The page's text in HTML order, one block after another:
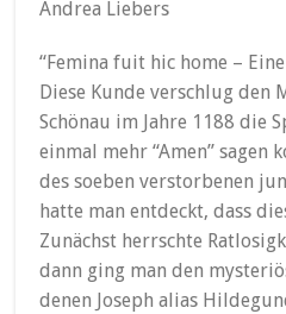
Andrea Liebers
“Femina fuit hic home –
Diese Kunde verschlug den
Schönau im Jahre 1188 die
einmal mehr “Amen” sagen
des soeben verstorbenen
hatte man entdeckt, dass
Zunächst herrschte
dann ging man den
denen Joseph alias